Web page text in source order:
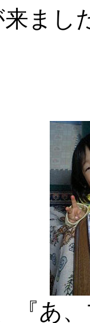
まし
『あ